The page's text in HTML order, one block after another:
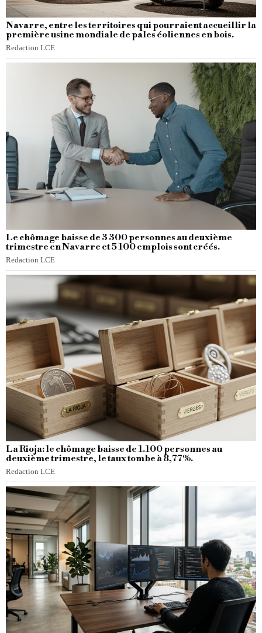
Navarre, entre les territoires qui pourraient accueillir la
première usine mondiale de pales éoliennes en bois.
Redaction LCE
Le chômage baisse de 3 300 personnes au deuxième
trimestre en Navarre et 5 100 emplois sont créés.
Redaction LCE
La Rioja: le chômage baisse de 1.100 personnes au
deuxième trimestre, le taux tombe à 8,77%.
Redaction LCE